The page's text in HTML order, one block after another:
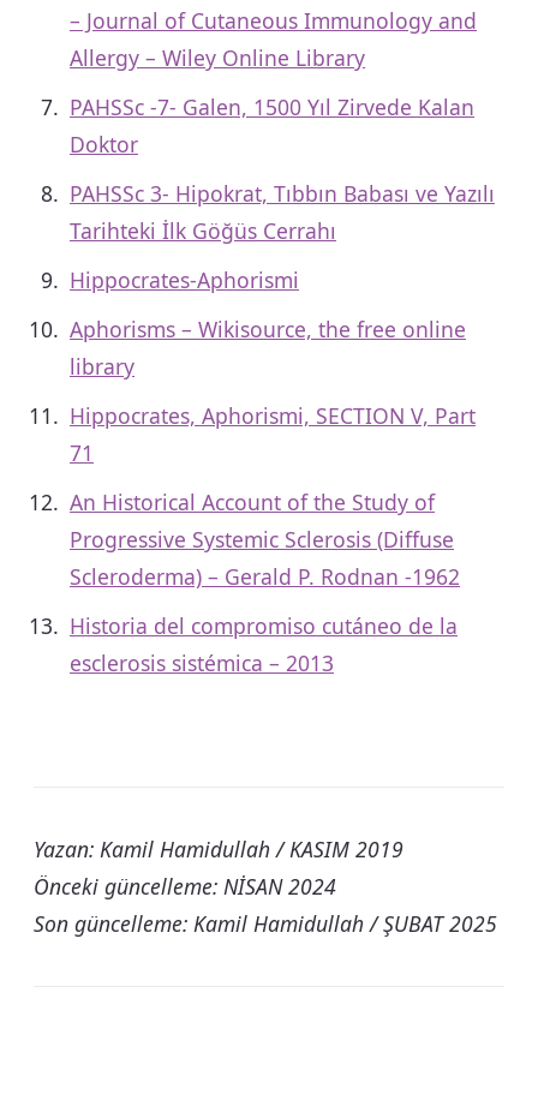
– Journal of Cutaneous Immunology and
Allergy – Wiley Online Library
PAHSSc -7- Galen, 1500 Yıl Zirvede Kalan
Doktor
PAHSSc 3- Hipokrat, Tıbbın Babası ve Yazılı
Tarihteki İlk Göğüs Cerrahı
Hippocrates-Aphorismi
Aphorisms – Wikisource, the free online
library
Hippocrates, Aphorismi, SECTION V, Part
71
An Historical Account of the Study of
Progressive Systemic Sclerosis (Diffuse
Scleroderma) – Gerald P. Rodnan -1962
Historia del compromiso cutáneo de la
esclerosis sistémica – 2013
Yazan: Kamil Hamidullah / KASIM 2019
Önceki güncelleme: NİSAN 2024
Son güncelleme: Kamil Hamidullah / ŞUBAT 2025